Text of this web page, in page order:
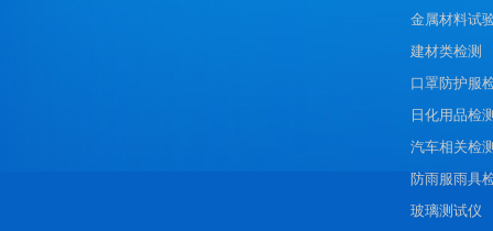
金属材料试
建材类检测
口罩防护服
日化用品检
汽车相关检
防雨服雨具
玻璃测试仪